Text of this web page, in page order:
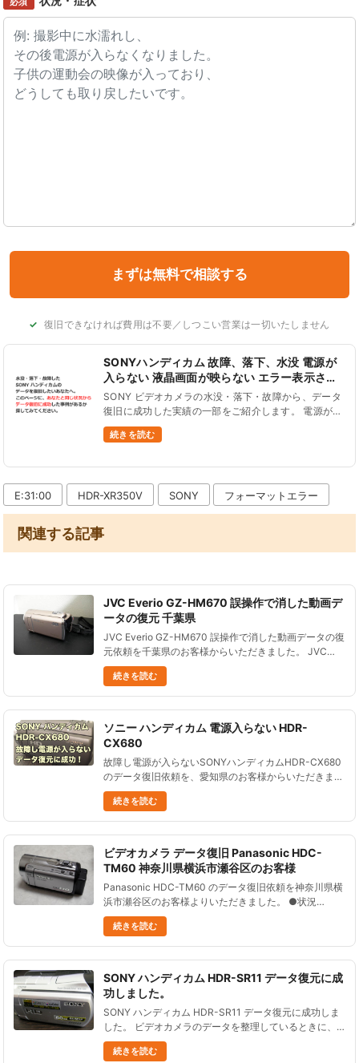
復旧できなければ費用は不要／しつこい営業は一切いたしません
SONYハンディカム 故障、落下、水没 電源が
入らない 液晶画面が映らない エラー表示され
る データ復旧
SONY ビデオカメラの水没・落下・故障から、データ
復旧に成功した実績の一部をご紹介します。 電源が入
らない、液晶画面が真っ暗、液晶パネルがタッチ操作
できない、画面が緑色の砂嵐表示、C:13:01エラーコ
続きを読む
E:31:00 HDR-XR350V SONY フォーマットエラー
関連する記事
JVC Everio GZ-HM670 誤操作で消した動画デ
ータの復元 千葉県
JVC Everio GZ-HM670 誤操作で消した動画データの復
元依頼を千葉県のお客様からいただきました。 JVC
Everio GZ-HM670のデータ整理中に、誤って必要なデ
ータを削除した。 さらにその後テストで......
続きを読む
ソニー ハンディカム 電源入らない HDR-
CX680
故障し電源が入らないSONYハンディカムHDR-CX680
のデータ復旧依頼を、愛知県のお客様からいただきまし
た。 2017年発売の、内蔵メモリ（64GB）に記録する
タイプのビデオカメラです。 いつの間にかビデオカメ
ラの電......
続きを読む
ビデオカメラ データ復旧 Panasonic HDC-
TM60 神奈川県横浜市瀬谷区のお客様
Panasonic HDC-TM60 のデータ復旧依頼を神奈川県横
浜市瀬谷区のお客様よりいただきました。 ●状況
Panasonic HDC-TM60で家族のデータ等撮影していた
のだが、誤ってデータを消去した。 ●データ......
続きを読む
SONY ハンディカム HDR-SR11 データ復元に成
功しました。
SONY ハンディカム HDR-SR11 データ復元に成功しま
した。 ビデオカメラのデータを整理しているときに、
操作を誤って、運動会のデータを消してしまった、とい
う状況です。 ビデオカメラをお預かりしてデ......
続きを読む